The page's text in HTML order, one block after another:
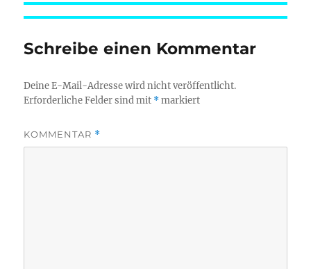
Schreibe einen Kommentar
Deine E-Mail-Adresse wird nicht veröffentlicht.
Erforderliche Felder sind mit *markiert
KOMMENTAR *